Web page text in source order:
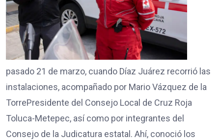
pasado 21 de marzo, cuando Díaz Juárez recorrió las
instalaciones, acompañado por Mario Vázquez de la
TorrePresidente del Consejo Local de Cruz Roja
Toluca-Metepec, así como por integrantes del
Consejo de la Judicatura estatal. Ahí, conoció los